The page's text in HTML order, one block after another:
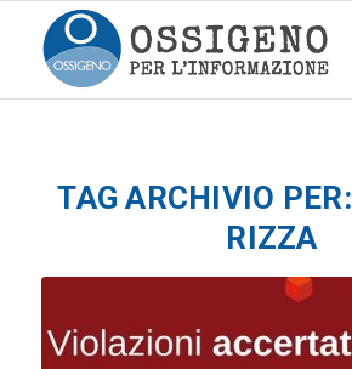
TAG ARCHIVIO PER:
RIZZA